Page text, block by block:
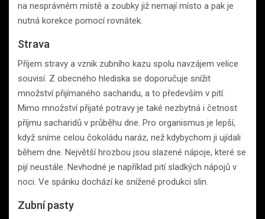
na nesprávném místě a zoubky již nemají místo a pak je
nutná korekce pomocí rovnátek.
Strava
Příjem stravy a vznik zubního kazu spolu navzájem velice
souvisí. Z obecného hlediska se doporučuje snížit
množství přijímaného sacharidu, a to především v pití.
Mimo množství přijaté potravy je také nezbytná i četnost
příjmu sacharidů v průběhu dne. Pro organismus je lepší,
když sníme celou čokoládu naráz, než kdybychom ji ujídali
během dne. Největší hrozbou jsou slazené nápoje, které se
pijí neustále. Nevhodné je například pití sladkých nápojů v
noci. Ve spánku dochází ke snížené produkci slin.
Zubní pasty